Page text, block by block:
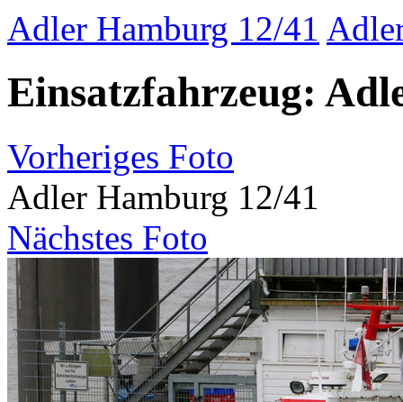
Adler Hamburg 12/41
Einsatzfahrzeug:
Vorheriges Foto
Adler Hamburg 12/41
Nächstes Foto